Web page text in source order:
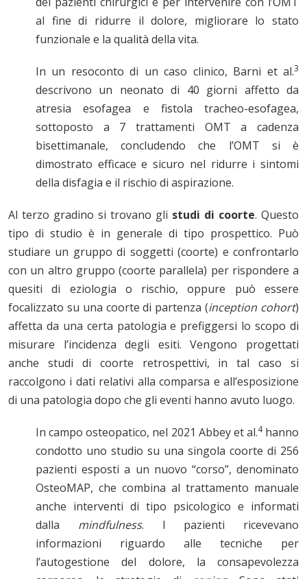
al fine di ridurre il dolore, migliorare lo stato
funzionale e la qualità della vita.
In un resoconto di un caso clinico, Barni et al.3
descrivono un neonato di 40 giorni affetto da
atresia esofagea e fistola tracheo-esofagea,
sottoposto a 7 trattamenti OMT a cadenza
bisettimanale, concludendo che l’OMT si è
dimostrato efficace e sicuro nel ridurre i sintomi
della disfagia e il rischio di aspirazione.
Al terzo gradino si trovano gli studi di coorte. Questo
tipo di studio è in generale di tipo prospettico. Può
studiare un gruppo di soggetti (coorte) e confrontarlo
con un altro gruppo (coorte parallela) per rispondere a
quesiti di eziologia o rischio, oppure può essere
focalizzato su una coorte di partenza (inception cohort)
affetta da una certa patologia e prefiggersi lo scopo di
misurare l’incidenza degli esiti. Vengono progettati
anche studi di coorte retrospettivi, in tal caso si
raccolgono i dati relativi alla comparsa e all’esposizione
di una patologia dopo che gli eventi hanno avuto luogo.
In campo osteopatico, nel 2021 Abbey et al.4hanno
condotto uno studio su una singola coorte di 256
pazienti esposti a un nuovo “corso”, denominato
OsteoMAP, che combina al trattamento manuale
anche interventi di tipo psicologico e informati
dalla mindfulness. I pazienti ricevevano
informazioni riguardo alle tecniche per
l’autogestione del dolore, la consapevolezza